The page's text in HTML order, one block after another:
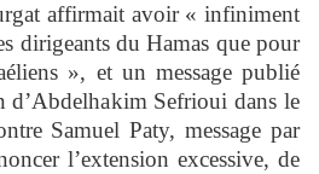
affirmait avoir « infiniment
dirigeants du Hamas que pour
», et un message publié
d’Abdelhakim Sefrioui dans le
Samuel Paty, message par
l’extension excessive, de